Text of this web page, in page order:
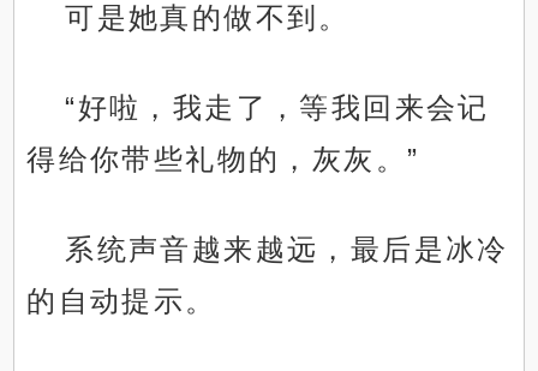
可是她真的做不到。
“好啦，我走了，等我回来会记
得给你带些礼物的，灰灰。”
系统声音越来越远，最后是冰冷
的自动提示。